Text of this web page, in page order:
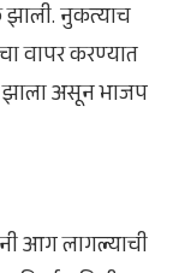
नुकत्याच
वापर करण्यात
झाला असून भाजप
आग लागल्याची